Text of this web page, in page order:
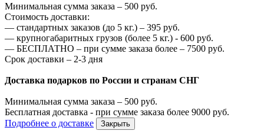
Минимальная сумма заказа – 500 руб.
Стоимость доставки:
— стандартных заказов (до 5 кг.) – 395 руб.
— крупногабаритных грузов (более 5 кг.) - 600 руб.
— БЕСПЛАТНО – при сумме заказа более – 7500 руб.
Срок доставки – 2-3 дня
Доставка подарков по России и странам СНГ
Минимальная сумма заказа – 500 руб.
Бесплатная доставка - при сумме заказа более 9000 руб.
Подробнее о доставке
Закрыть